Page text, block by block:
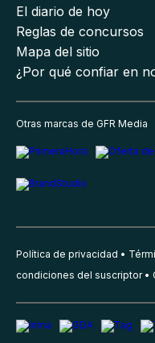
El diario de hoy
Reglas de concursos
Mapa del sitio
¿Por qué confiar en
Otras marcas de GFR Media
Política de privacidad
condiciones del suscriptor